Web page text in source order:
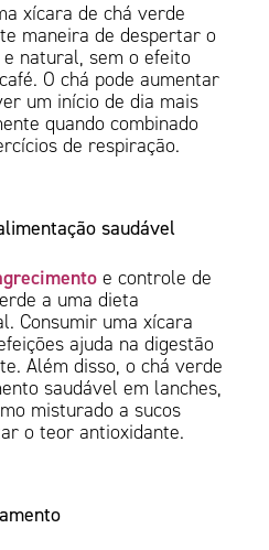
xícara de chá verde
maneira de despertar o
natural, sem o efeito
O chá pode aumentar
um início de dia mais
quando combinado
de respiração.
saudável
e controle de
a uma dieta
Consumir uma xícara
ajuda na digestão
Além disso, o chá verde
saudável em lanches,
misturado a sucos
o teor antioxidante.